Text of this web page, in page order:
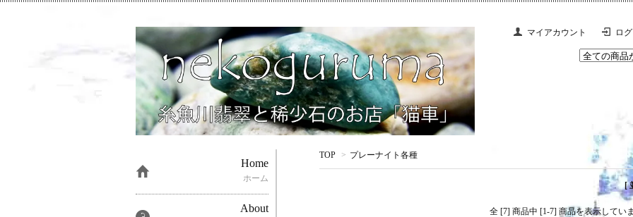
マイアカウント ロ
TOP > プレーナイト各種
[
全 [7] 商品中 [1-7] 商品を表示してい
Home
ホーム
About